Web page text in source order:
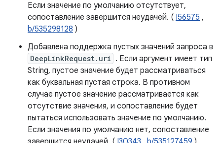
Если значение по умолчанию отсутствует,
сопоставление завершится неудачей. ( I56575 ,
b/535298128 )
Добавлена ​​поддержка пустых значений запроса в
DeepLinkRequest.uri . Если аргумент имеет тип
String, пустое значение будет рассматриваться
как буквальная пустая строка. В противном
случае пустое значение рассматривается как
отсутствие значения, и сопоставление будет
пытаться использовать значение по умолчанию.
Если значения по умолчанию нет, сопоставление